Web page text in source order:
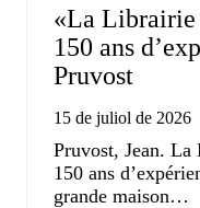
«La Librairie
150 ans
Pruvost
15 de juliol de 2026
Pruvost, Jean.
150 ans
grande maison…